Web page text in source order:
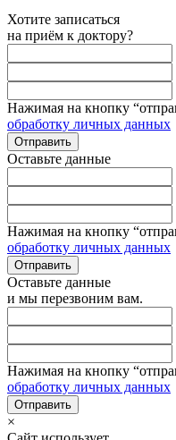
Хотите записаться
на приём к доктору?
Нажимая на кнопку
обработку личных данных
Оставьте данные
Нажимая на кнопку
обработку личных данных
Оставьте данные
и мы перезвоним вам.
Нажимая на кнопку
обработку личных данных
×